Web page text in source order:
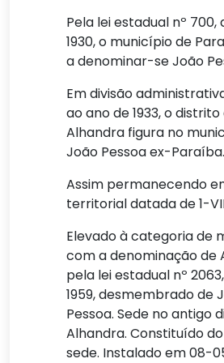
Pela lei estadual nº
1930, o município de
a denominar-se João
Em divisão
ao ano de 1933, o distrito
Alhandra figura no
João Pessoa ex-Paraíba.
Assim permanecendo
territorial datada de 1-
Elevado à categoria de
com a denominação de
pela lei estadual nº
1959, desmembrado de
Pessoa. Sede no antigo
Alhandra. Constituído
sede. Instalado em 08-